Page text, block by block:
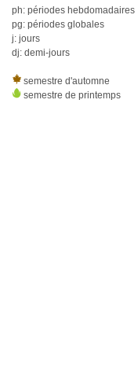
ph: périodes hebdomadaires
pg: périodes globales
j: jours
dj: demi-jours
semestre d'automne
semestre de printemps